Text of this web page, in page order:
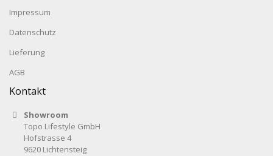
Impressum
Datenschutz
Lieferung
AGB
Kontakt
Showroom
Topo Lifestyle GmbH
Hofstrasse 4
9620 Lichtensteig